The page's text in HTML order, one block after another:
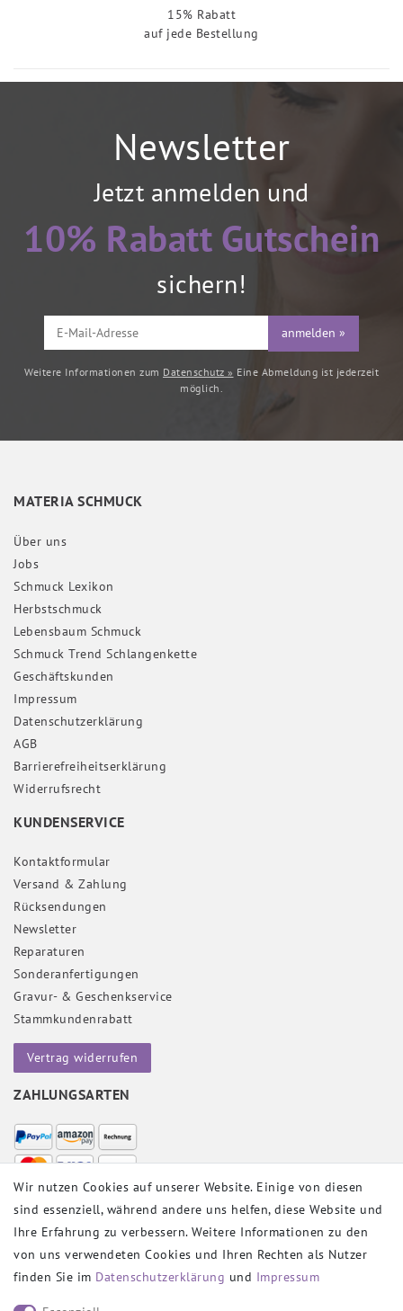
15% Rabatt
auf jede Bestellung
Newsletter
Jetzt anmelden und
10% Rabatt Gutschein
sichern!
anmelden »
Weitere Informationen zum Datenschutz » Eine Abmeldung ist jederzeit
möglich.
MATERIA SCHMUCK
Über uns
Jobs
Schmuck Lexikon
Herbstschmuck
Lebensbaum Schmuck
Schmuck Trend Schlangenkette
Geschäftskunden
Impressum
Daten­schutz­erklärung
AGB
Barrierefreiheitserklärung
Widerrufs­recht
KUNDENSERVICE
Kontaktformular
Versand & Zahlung
Rücksendungen
Newsletter
Reparaturen
Sonderanfertigungen
Gravur- & Geschenkservice
Stammkundenrabatt
Vertrag widerrufen
ZAHLUNGSARTEN
VERSANDPARTNER
SOCIAL
Wir nutzen Cookies auf unserer Website. Einige von diesen
sind essenziell, während andere uns helfen, diese Website und
Ihre Erfahrung zu verbessern. Weitere Informationen zu den
von uns verwendeten Cookies und Ihren Rechten als Nutzer
finden Sie im Daten­schutz­erklärung und Impressum